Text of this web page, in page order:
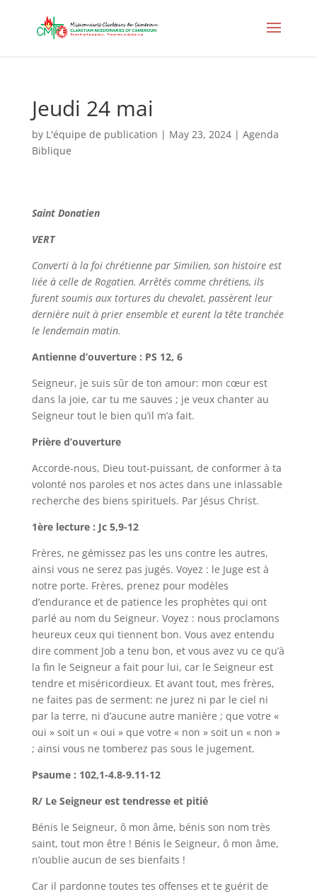
Jeudi 24 mai
by L'équipe de publication | May 23, 2024| Agenda
Biblique
Saint Donatien
VERT
Converti à la foi chrétienne par Similien, son histoire est
liée à celle de Rogatien. Arrêtés comme chrétiens, ils
furent soumis aux tortures du chevalet, passèrent leur
dernière nuit à prier ensemble et eurent la tête tranchée
le lendemain matin.
Antienne d’ouverture : PS 12, 6
Seigneur, je suis sûr de ton amour: mon cœur est
dans la joie, car tu me sauves ; je veux chanter au
Seigneur tout le bien qu’il m’a fait.
Prière d’ouverture
Accorde-nous, Dieu tout-puissant, de conformer à ta
volonté nos paroles et nos actes dans une inlassable
recherche des biens spirituels. Par Jésus Christ.
1ère lecture : Jc 5,9-12
Frères, ne gémissez pas les uns contre les autres,
ainsi vous ne serez pas jugés. Voyez : le Juge est à
notre porte. Frères, prenez pour modèles
d’endurance et de patience les prophètes qui ont
parlé au nom du Seigneur. Voyez : nous proclamons
heureux ceux qui tiennent bon. Vous avez entendu
dire comment Job a tenu bon, et vous avez vu ce qu’à
la fin le Seigneur a fait pour lui, car le Seigneur est
tendre et miséricordieux. Et avant tout, mes frères,
ne faites pas de serment: ne jurez ni par le ciel ni
par la terre, ni d’aucune autre manière ; que votre «
oui » soit un « oui » que votre « non » soit un « non »
; ainsi vous ne tomberez pas sous le jugement.
Psaume : 102,1-4.8-9.11-12
R/ Le Seigneur est tendresse et pitié
Bénis le Seigneur, ô mon âme, bénis son nom très
saint, tout mon être ! Bénis le Seigneur, ô mon âme,
n’oublie aucun de ses bienfaits !
Car il pardonne toutes tes offenses et te guérit de